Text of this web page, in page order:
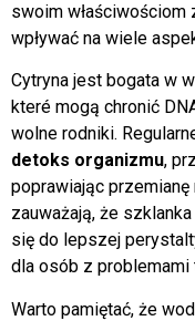
swoim właściwościom
wpływać na wiele
Cytryna jest bogata w
které mogą chronić
wolne rodniki.
detoks organizmu,
poprawiając
zauważają, że
się do lepszej
dla osób z problemami
Warto pamiętać, że